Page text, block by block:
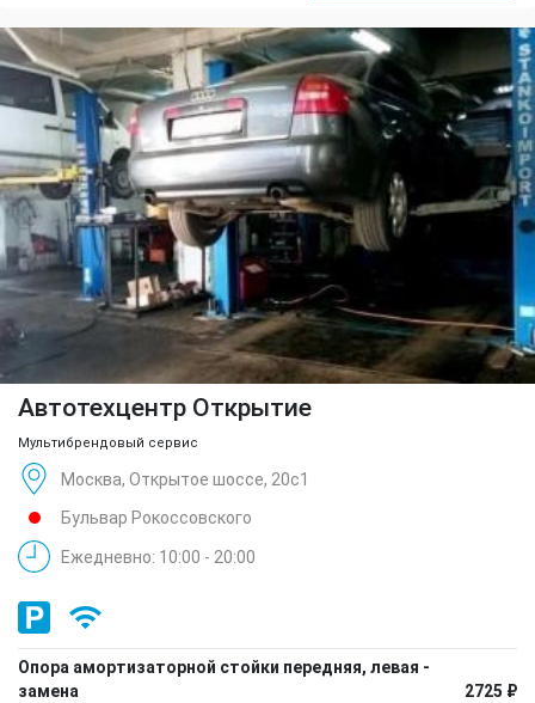
Автотехцентр Открытие
Мультибрендовый сервис
Москва, Открытое шоссе, 20с1
Бульвар Рокоссовского
Ежедневно: 10:00 - 20:00
Опора амортизаторной стойки передняя, левая -
замена
2725 ₽